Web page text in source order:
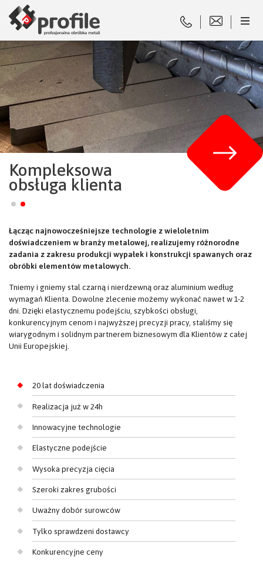
Kompleksowa
obsługa klienta
Łącząc najnowocześniejsze technologie z wieloletnim
doświadczeniem w branży metalowej, realizujemy różnorodne
zadania z zakresu produkcji wypałek i konstrukcji spawanych oraz
obróbki elementów metalowych.
Tniemy i gniemy stal czarną i nierdzewną oraz aluminium według
wymagań Klienta. Dowolne zlecenie możemy wykonać nawet w 1-2
dni. Dzięki elastycznemu podejściu, szybkości obsługi,
konkurencyjnym cenom i najwyższej precyzji pracy, staliśmy się
wiarygodnym i solidnym partnerem biznesowym dla Klientów z całej
Unii Europejskiej.
20 lat doświadczenia
Realizacja już w 24h
Innowacyjne technologie
Elastyczne podejście
Wysoka precyzja cięcia
Szeroki zakres grubości
Uważny dobór surowców
Tylko sprawdzeni dostawcy
Konkurencyjne ceny